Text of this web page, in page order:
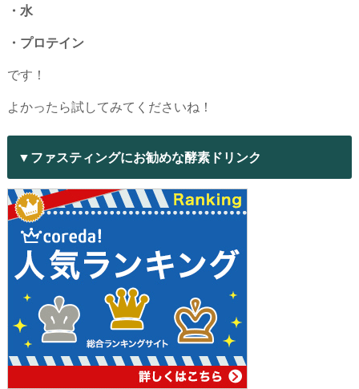
・水
・プロテイン
です！
よかったら試してみてくださいね！
▼ファスティングにお勧めな酵素ドリンク